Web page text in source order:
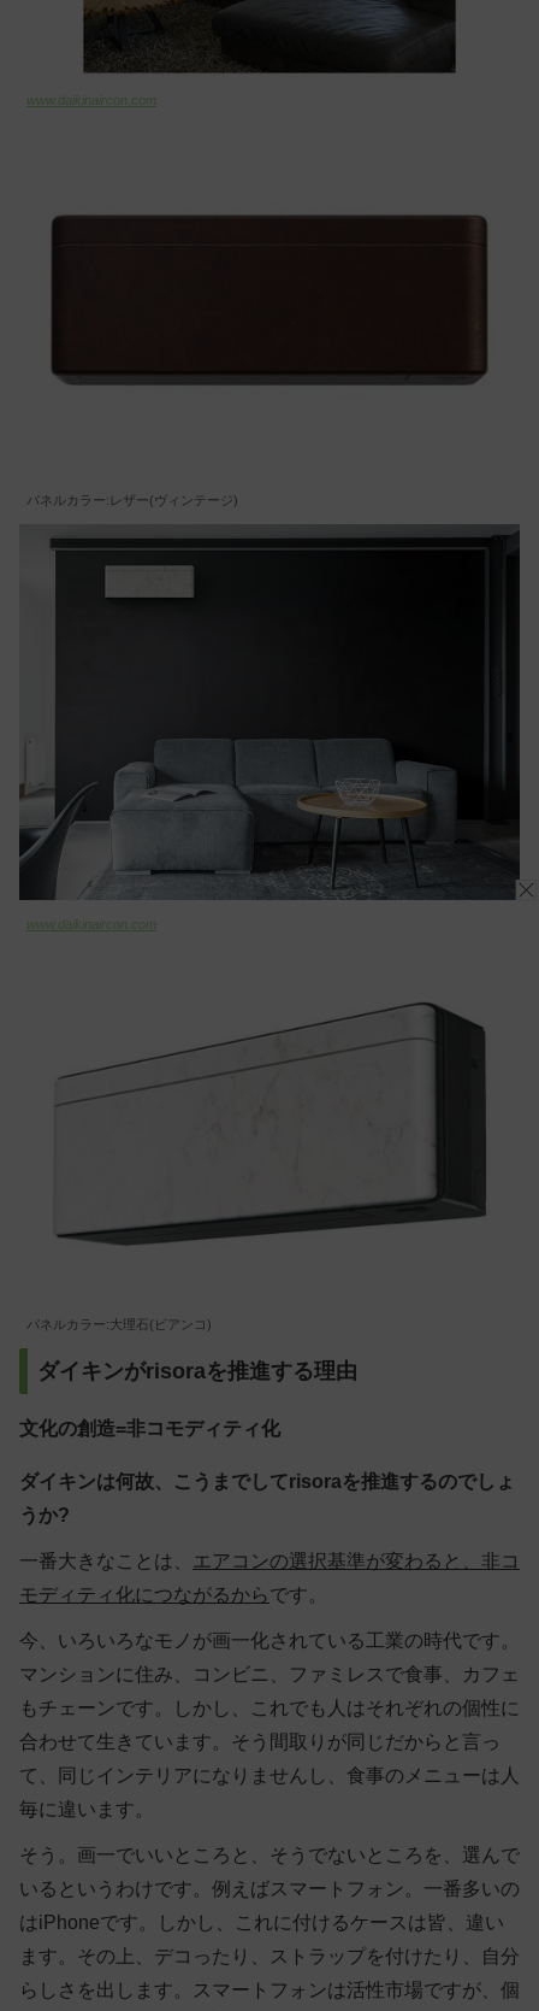
www.daikinaircon.com
パネルカラー:レザー(ヴィンテージ)
www.daikinaircon.com
パネルカラー:大理石(ビアンコ)
ダイキンがrisoraを推進する理由
文化の創造=非コモディティ化
ダイキンは何故、こうまでしてrisoraを推進するのでしょ
うか?
一番大きなことは、
エアコンの選択基準が変わると、非コ
モディティ化につながるからです。
今、いろいろなモノが画一化されている工業の時代です。
マンションに住み、コンビニ、ファミレスで食事、カフェ
もチェーンです。しかし、これでも人はそれぞれの個性に
合わせて生きています。そう間取りが同じだからと言っ
て、同じインテリアになりませんし、食事のメニューは人
毎に違います。
そう。画一でいいところと、そうでないところを、選んで
いるというわけです。例えばスマートフォン。一番多いの
はiPhoneです。しかし、これに付けるケースは皆、違い
ます。その上、デコったり、ストラップを付けたり、自分
らしさを出します。スマートフォンは活性市場ですが、個